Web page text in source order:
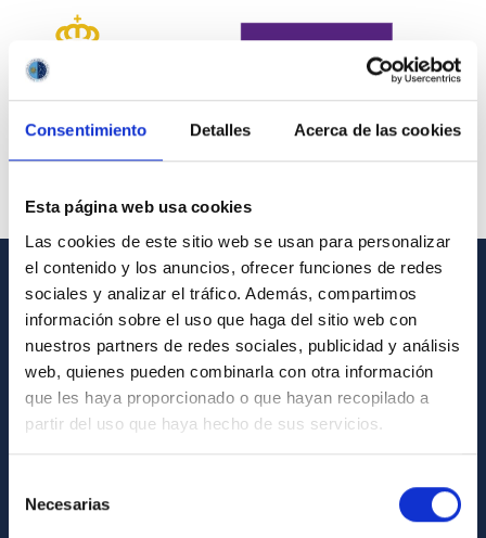
Consentimiento Detalles Acerca de las cookies
Esta página web usa cookies
Las cookies de este sitio web se usan para personalizar
el contenido y los anuncios, ofrecer funciones de redes
sociales y analizar el tráfico. Además, compartimos
información sobre el uso que haga del sitio web con
nuestros partners de redes sociales, publicidad y análisis
web, quienes pueden combinarla con otra información
que les haya proporcionado o que hayan recopilado a
partir del uso que haya hecho de sus servicios.
Necesarias
GENERAL INFORMATION
Contact
How to get to the IAC
List of personnel
Library
General register